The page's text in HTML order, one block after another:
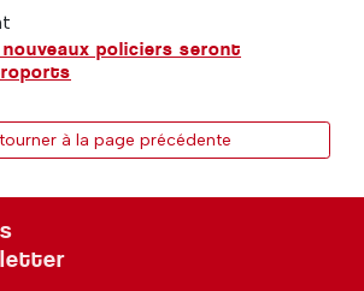
policiers seront
à la page précédente